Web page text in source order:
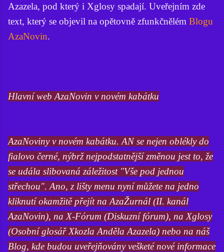
Azazela, pod který i Xglosy spadají. Uveřejním zde
text, který se objevil na opětovně zfunkčnělém Blogu
AzaNovin.
Hlavní web AzaNovin v novém kabátku
AzaNoviny v novém kabátku. AN se nejen oblékly do
fialovo černé, nýbrž nejpodstatnější změnou jest to, že
se udála slibovaná záležitost "Vše pod jednou
střechou". Ano, z lišty menu nyní můžete na jedno
kliknutí okamžitě přejít na AzaŽurnál (II. kanál
AzaNovin), na X-Fórum (Diskuzní fórum), na Xglosy
(Osobní glosář Xkozla Anděla Azazela) nebo na náš
Blog, kde budou uveřejňovány vešketé nové informace